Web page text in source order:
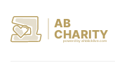
AB
CHARITY
powerd by ahblicklive.com